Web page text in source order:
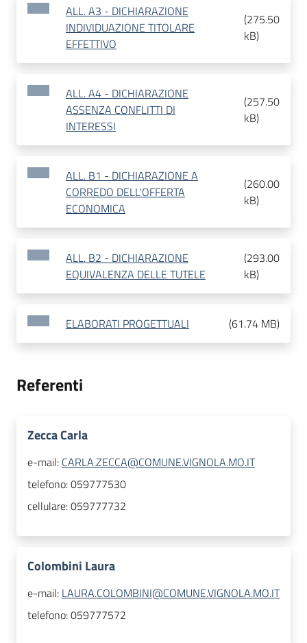
ALL. A3 - DICHIARAZIONE
INDIVIDUAZIONE TITOLARE
EFFETTIVO
(275.50
kB)
ALL. A4 - DICHIARAZIONE
ASSENZA CONFLITTI DI
INTERESSI
(257.50
kB)
ALL. B1 - DICHIARAZIONE A
CORREDO DELL'OFFERTA
ECONOMICA
(260.00
kB)
ALL. B2 - DICHIARAZIONE
EQUIVALENZA DELLE TUTELE
(293.00
kB)
ELABORATI PROGETTUALI (61.74 MB)
Referenti
Zecca Carla
e-mail: CARLA.ZECCA@COMUNE.VIGNOLA.MO.IT
telefono:059777530
cellulare:059777732
Colombini Laura
e-mail: LAURA.COLOMBINI@COMUNE.VIGNOLA.MO.IT
telefono:059777572